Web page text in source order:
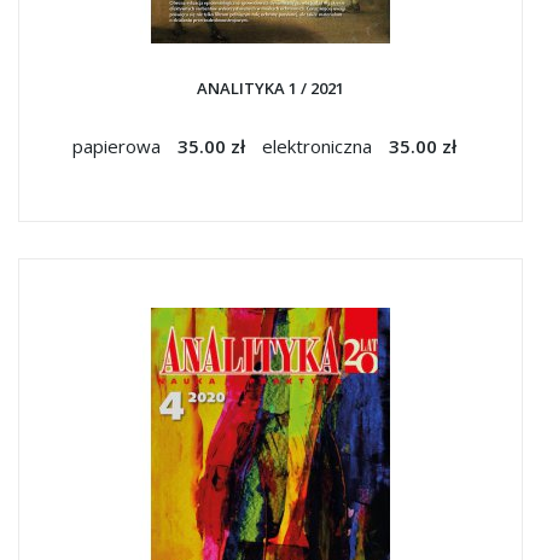
ANALITYKA 1 / 2021
papierowa 35.00 zł elektroniczna 35.00 zł